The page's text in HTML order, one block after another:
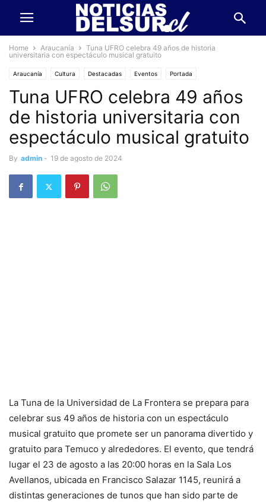
Home Araucanía
Tuna UFRO celebra 49 años de historia
universitaria con espectáculo musical gratuito
Araucanía Cultura Destacadas Eventos Portada
Tuna UFRO celebra 49 años
de historia universitaria con
espectáculo musical gratuito
By admin - 19 de agosto de 2024
La Tuna de la Universidad de La Frontera se prepara para
celebrar sus 49 años de historia con un espectáculo
musical gratuito que promete ser un panorama divertido y
gratuito para Temuco y alrededores. El evento, que tendrá
lugar el 23 de agosto a las 20:00 horas en la Sala Los
Avellanos, ubicada en Francisco Salazar 1145, reunirá a
distintas generaciones de tunos que han sido parte de